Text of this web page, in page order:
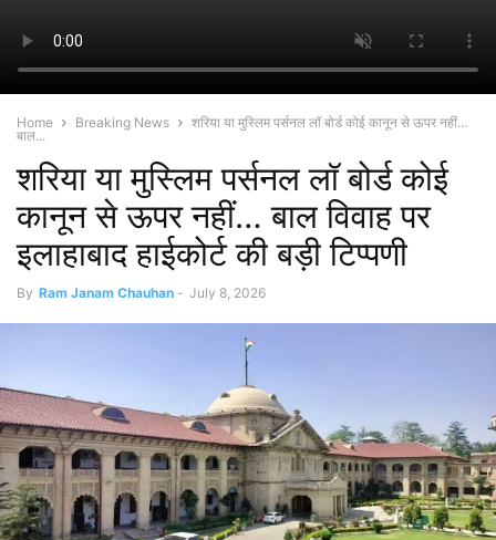
Home Breaking News
शरिया या मुस्लिम पर्सनल लॉ बोर्ड कोई कानून से ऊपर नहीं…
बाल...
शरिया या मुस्लिम पर्सनल लॉ बोर्ड कोई
कानून से ऊपर नहीं… बाल विवाह पर
इलाहाबाद हाईकोर्ट की बड़ी टिप्पणी
By Ram Janam Chauhan - July 8, 2026